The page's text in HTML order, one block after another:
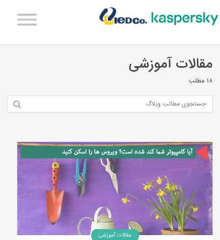
مقالات آموزشی
18 مطلب
مقالات آموزشی